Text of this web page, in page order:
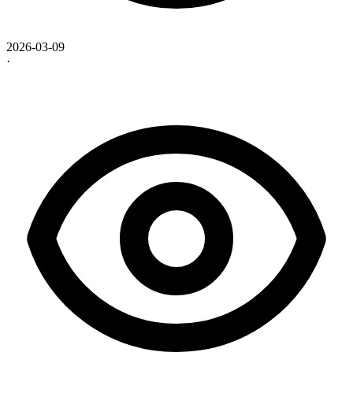
2026-03-09
·